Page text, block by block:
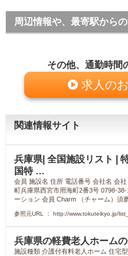
周辺情報や、最寄駅から
その他、通勤時間
求人の
関連情報サイト
兵庫県| 全国施設リスト |
国特 …
会員 施設名 住所 電話番号 会社名 会
町兵庫県西宮市用海町2番3号 0798-
ーション 会員 Charm （チャーム）須
参照元URL ： http://www.tokuteikyo.jp/
兵庫県の軽費老人ホーム
施設種類 介護付有料老人ホーム 住宅